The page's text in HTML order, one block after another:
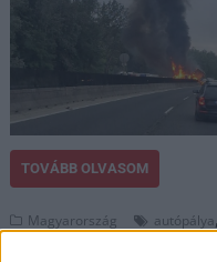
TOVÁBB OLVASOM
Magyarország autópálya,